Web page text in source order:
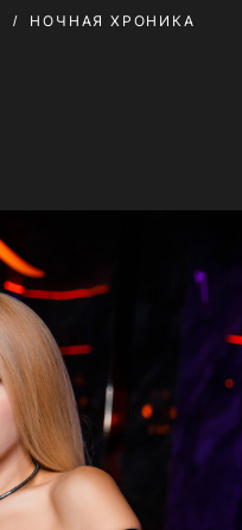
НОЧНАЯ ХРОНИКА